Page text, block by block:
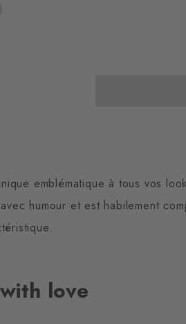
emblématique à tous vos
humour et est habilement
love